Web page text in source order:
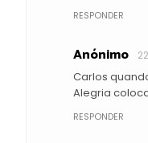
RESPONDER
Anónimo
Carlos
Alegria
RESPONDER